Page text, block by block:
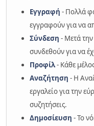
Εγγραφή - Πολλά
εγγραφούν για να
Σύνδεση - Μετά
συνδεθούν για να
Προφίλ- Κάθε
Αναζήτηση - Η
εργαλείο για την
συζητήσεις.
Δημοσίευση - Το